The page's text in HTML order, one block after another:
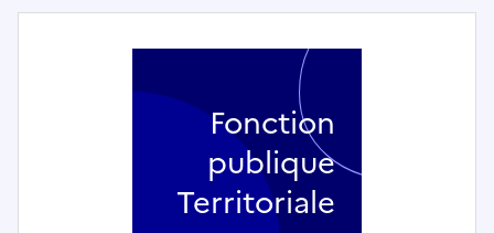
Fonction
publique
Territoriale